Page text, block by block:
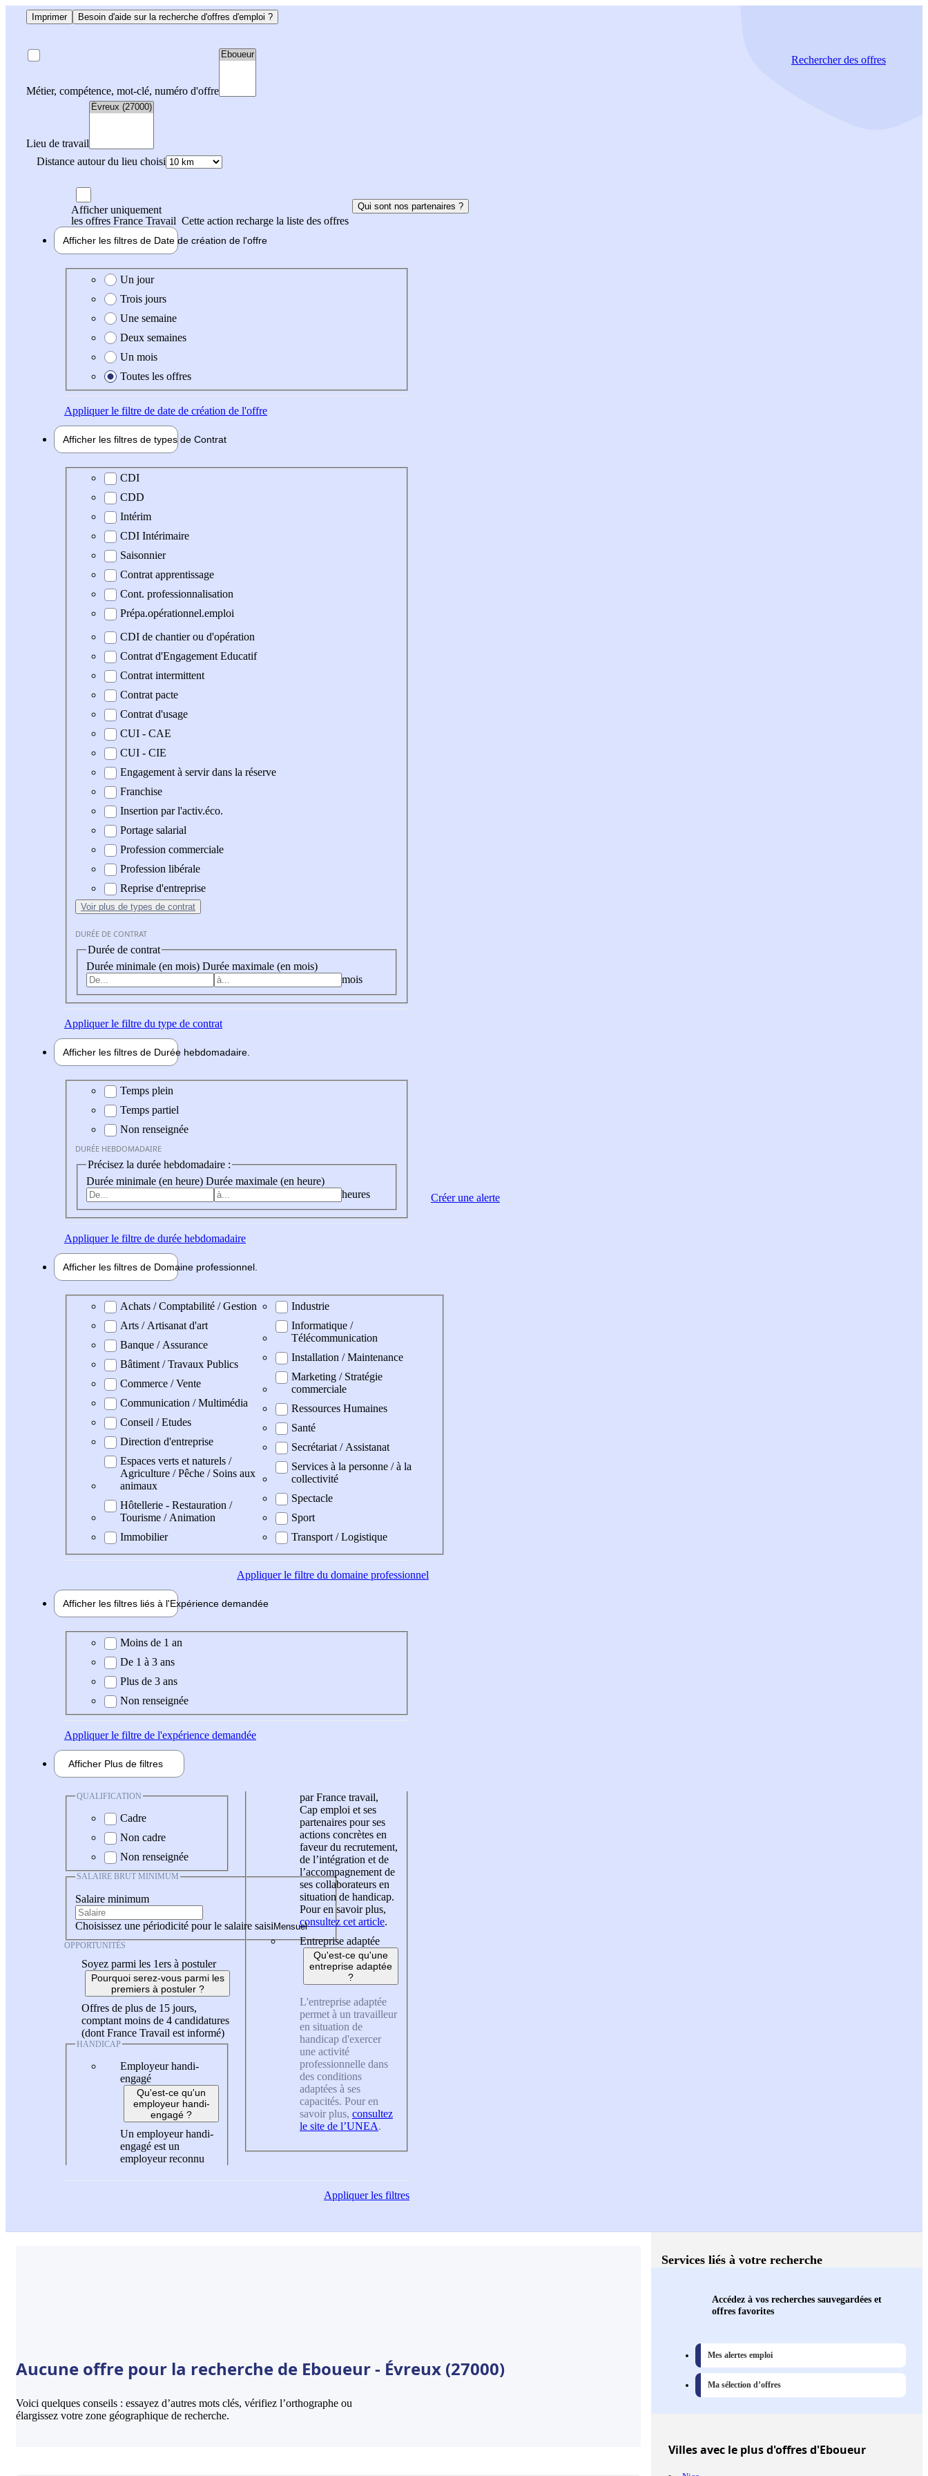
Imprimer Besoin d'aide sur la recherche d'offres d'emploi ?
Métier, compétence, mot-clé, numéro d'offre
Lieu de travail
Distance autour du lieu choisi
Rechercherdes offres
Afficher uniquement
les offres France Travail Cette action recharge la liste des offres
Qui sont nos partenaires ?
Afficher les filtres de Date de création de l'offre
Date de création de l'offre
Un jour
Trois jours
Une semaine
Deux semaines
Un mois
Toutes les offres
Appliquerle filtre de date de création de l'offre
Afficher les filtres de types de Contrat
Type de contrat
CDI
CDD
Intérim
CDI Intérimaire
Saisonnier
Contrat apprentissage
Cont. professionnalisation
Prépa.opérationnel.emploi
CDI de chantier ou d'opération
Contrat d'Engagement Educatif
Contrat intermittent
Contrat pacte
Contrat d'usage
CUI - CAE
CUI - CIE
Engagement à servir dans la réserve
Franchise
Insertion par l'activ.éco.
Portage salarial
Profession commerciale
Profession libérale
Reprise d'entreprise
Voir plus de types de contrat
DURÉE DE CONTRAT
Durée de contrat
Durée minimale (en mois) Durée maximale (en mois)
mois
Appliquerle filtre du type de contrat
Afficher les filtres de Durée hebdomadaire
Durée hebdomadaire
Temps plein
Temps partiel
Non renseignée
DURÉE HEBDOMADAIRE
Précisez la durée hebdomadaire :
Durée minimale (en heure) Durée maximale (en heure)
heures
Appliquerle filtre de durée hebdomadaire
Afficher les filtres de Domaine professionnel
Domaine professionel
Achats / Comptabilité / Gestion
Arts / Artisanat d'art
Banque / Assurance
Bâtiment / Travaux Publics
Commerce / Vente
Communication / Multimédia
Conseil / Etudes
Direction d'entreprise
Espaces verts et naturels /
Agriculture / Pêche / Soins aux
animaux
Hôtellerie - Restauration /
Tourisme / Animation
Immobilier
Industrie
Informatique /
Télécommunication
Installation / Maintenance
Marketing / Stratégie
commerciale
Ressources Humaines
Santé
Secrétariat / Assistanat
Services à la personne / à la
collectivité
Spectacle
Sport
Transport / Logistique
Appliquerle filtre du domaine professionnel
Afficher les filtres liés à l'Expérience demandée
Expérience demandée
Moins de 1 an
De 1 à 3 ans
Plus de 3 ans
Non renseignée
Appliquerle filtre de l'expérience demandée
Afficher Plus de filtres
QUALIFICATION
Cadre
Non cadre
Non renseignée
SALAIRE BRUT MINIMUM
Salaire minimum
Choisissez une périodicité pour le salaire saisi
OPPORTUNITÉS
Soyez parmi les 1ers à postuler
Pourquoi serez-vous parmi les
premiers à postuler ?
Offres de plus de 15 jours,
comptant moins de 4 candidatures
(dont France Travail est informé)
HANDICAP
Employeur handi-
engagé
Qu'est-ce qu'un
employeur handi-
engagé ?
Un employeur handi-
engagé est un
employeur reconnu
par France travail,
Cap emploi et ses
partenaires pour ses
actions concrètes en
faveur du recrutement,
de l’intégration et de
l’accompagnement de
ses collaborateurs en
situation de handicap.
Pour en savoir plus,
consultez cet article.
Entreprise adaptée
Qu'est-ce qu'une
entreprise adaptée
?
L'entreprise adaptée
permet à un travailleur
en situation de
handicap d'exercer
une activité
professionnelle dans
des conditions
adaptées à ses
capacités. Pour en
savoir plus, consultez
le site de l’UNEA.
Appliquerles filtres
Créer une alerte
Aucune offre pour la recherche de Eboueur - Évreux (27000)
Voici quelques conseils : essayez d’autres mots clés, vérifiez l’orthographe ou
élargissez votre zone géographique de recherche.
Services liés à votre recherche
Accédez à vos recherches sauvegardées et
offres favorites
Mes alertes emploi
Ma sélection d’offres
Villesavec le plus d'offres d'Eboueur